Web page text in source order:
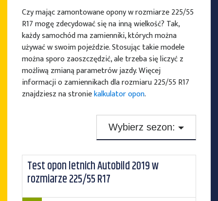
Czy mając zamontowane opony w rozmiarze 225/55
R17 mogę zdecydować się na inną wielkość? Tak,
każdy samochód ma zamienniki, których można
używać w swoim pojeździe. Stosując takie modele
można sporo zaoszczędzić, ale trzeba się liczyć z
możliwą zmianą parametrów jazdy. Więcej
informacji o zamiennikach dla rozmiaru 225/55 R17
znajdziesz na stroniekalkulator opon.
Wybierz sezon:
Testy opon zimowych
Testy opon letnich
Test opon letnich Autobild 2019 w
rozmiarze 225/55 R17